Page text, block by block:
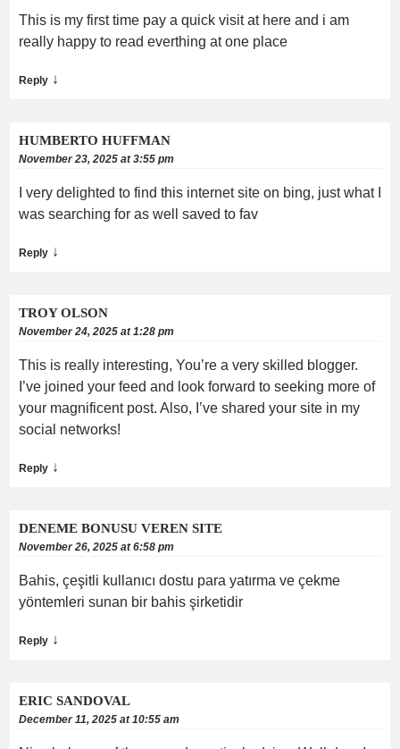
This is my first time pay a quick visit at here and i am
really happy to read everthing at one place
Reply ↓
HUMBERTO HUFFMAN
November 23, 2025 at 3:55 pm
I very delighted to find this internet site on bing, just what I
was searching for as well saved to fav
Reply ↓
TROY OLSON
November 24, 2025 at 1:28 pm
This is really interesting, You’re a very skilled blogger.
I’ve joined your feed and look forward to seeking more of
your magnificent post. Also, I’ve shared your site in my
social networks!
Reply ↓
DENEME BONUSU VEREN SITE
November 26, 2025 at 6:58 pm
Bahis, çeşitli kullanıcı dostu para yatırma ve çekme
yöntemleri sunan bir bahis şirketidir
Reply ↓
ERIC SANDOVAL
December 11, 2025 at 10:55 am